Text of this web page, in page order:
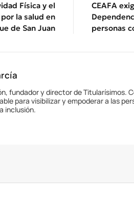
Física y el
la salud en
de San Juan
CEAFA
personas
fundador y director de Titularísimos.
para visibilizar y empoderar a las
inclusión.